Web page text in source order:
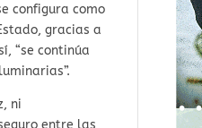
configura como
gracias a
“se continúa
ni
entre las